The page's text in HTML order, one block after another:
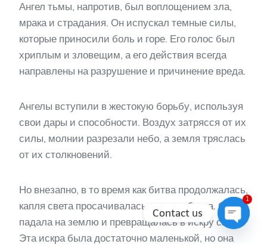
Ангел тьмы, напротив, был воплощением зла,
мрака и страдания. Он испускал темные силы,
которые приносили боль и горе. Его голос был
хриплым и зловещим, а его действия всегда
направлены на разрушение и причинение вреда.
Ангелы вступили в жестокую борьбу, используя
свои дары и способности. Воздух затрясся от их
силы, молнии разрезали небо, а земля тряслась
от их столкновений.
Но внезапно, в то время как битва продолжалась,
капля света просачивалась сквозь облака. Она
падала на землю и превращалась в искру света.
Эта искра была достаточно маленькой, но она
Contact us
1